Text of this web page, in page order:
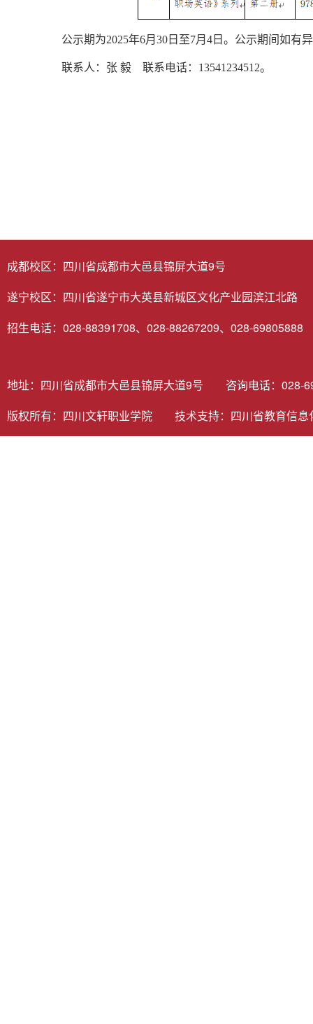
公示期为2025年6月30日至7月4日。公示期间如
联系人：张 毅 联系电话：13541234512。
成都校区：四川省成都市大邑县锦屏大道9号
遂宁校区：四川省遂宁市大英县新城区文化产业园滨江北路
招生电话：028-88391708、028-88267209、028-69805888
地址：四川省成都市大邑县锦屏大道9号 咨询电话：
版权所有：四川文轩职业学院 技术支持： 四川省教育信